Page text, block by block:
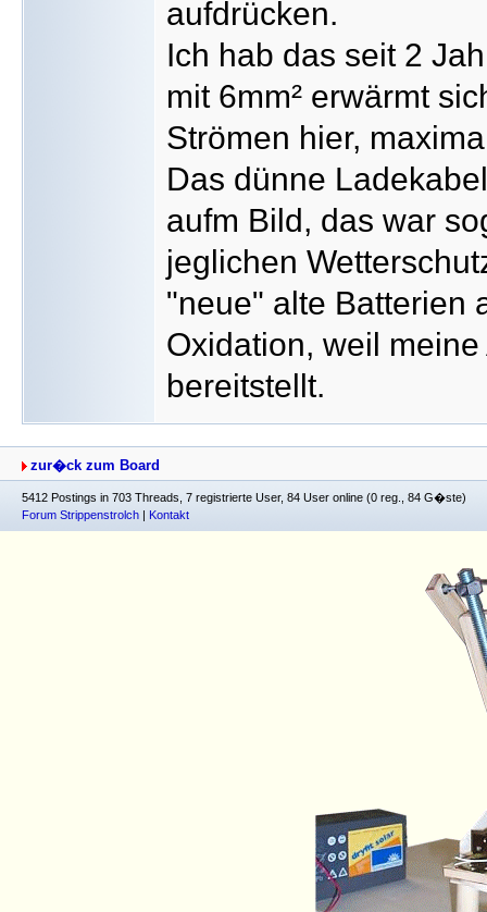
aufdrücken.
Ich hab das seit 2
mit 6mm² erwärmt
Strömen hier,
Das dünne
aufm Bild, das war
jeglichen
"neue" alte Batterien
Oxidation, weil
bereitstellt.
zur�ck zum Board
5412 Postings in 703 Threads, 7 registrierte User, 84 User online (0 reg., 84 G�ste)
Forum Strippenstrolch | Kontakt